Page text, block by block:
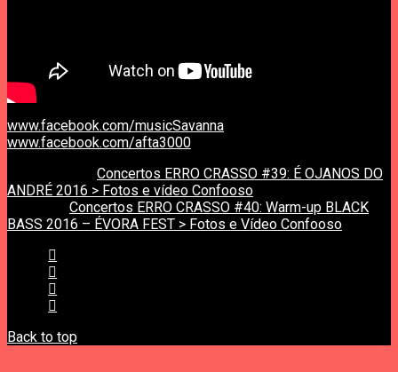
www.facebook.com/musicSavanna
www.facebook.com/afta3000
Concertos ERRO CRASSO #39: É OJANOS DO
ANDRÉ 2016 > Fotos e vídeo Confooso
Concertos ERRO CRASSO #40: Warm-up BLACK
BASS 2016 – ÉVORA FEST > Fotos e Vídeo Confooso
Back to top